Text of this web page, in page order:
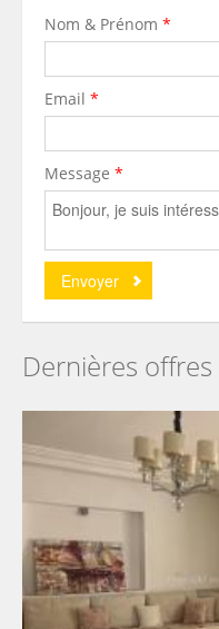
Nom & Prénom *
Email *
Message *
Dernières offres